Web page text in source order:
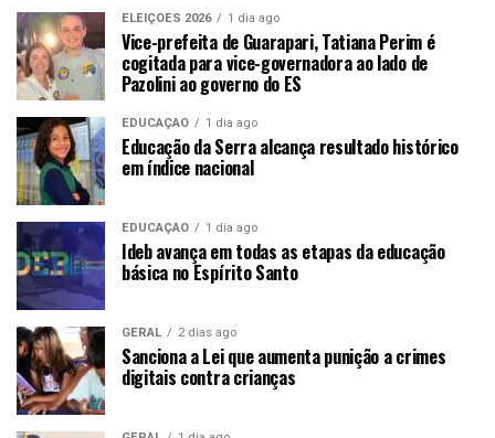
ELEIÇÕES 2026 1 dia ago
Vice-prefeita de Guarapari, Tatiana Perim é
cogitada para vice-governadora ao lado de
Pazolini ao governo do ES
EDUCAÇÃO 1 dia ago
Educação da Serra alcança resultado histórico
em índice nacional
EDUCAÇÃO 1 dia ago
Ideb avança em todas as etapas da educação
básica no Espírito Santo
GERAL 2 dias ago
Sanciona a Lei que aumenta punição a crimes
digitais contra crianças